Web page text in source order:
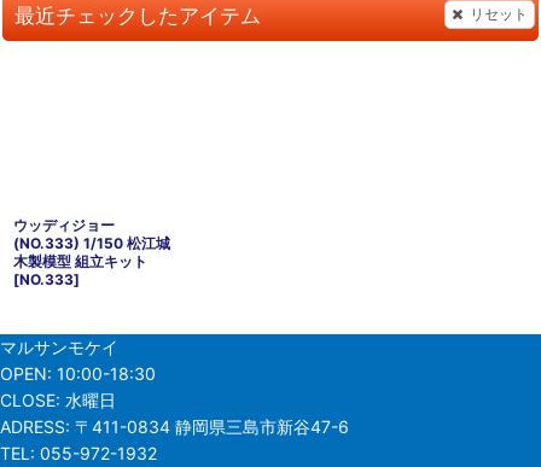
最近チェックしたアイテム リセット
ウッディジョー
(NO.333) 1/150 松江城
木製模型 組立キット
[NO.333]
マルサンモケイ
OPEN: 10:00-18:30
CLOSE: 水曜日
ADRESS: 〒411-0834 静岡県三島市新谷47-6
TEL: 055-972-1932